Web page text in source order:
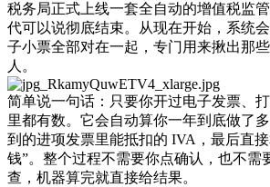
税务局正式上线一套全自动的增值税监
代可以说彻底结束。从现在开始，系统
子小票全部对在一起，专门用来揪出那
人。
简单说一句话：只要你开过电子发票、
里都有数。它会自动算你一年到底做了
到的进项发票里能抵扣的 IVA，最后直
钱”。整个过程不需要你点确认，也不需
查，机器算完就直接给结果。